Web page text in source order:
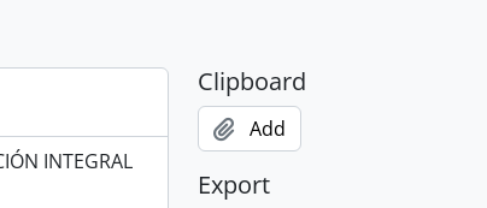
INTEGRAL
Clipboard
Add
Export